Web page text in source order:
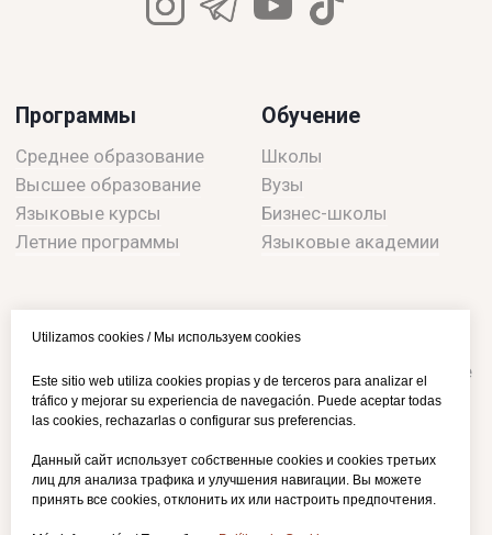
Utilizamos cookies / Мы используем cookies
Este sitio web utiliza cookies propias y de terceros para analizar el
tráfico y mejorar su experiencia de navegación. Puede aceptar todas
las cookies, rechazarlas o configurar sus preferencias.
Данный сайт использует собственные cookies и cookies третьих
лиц для анализа трафика и улучшения навигации. Вы можете
принять все cookies, отклонить их или настроить предпочтения.